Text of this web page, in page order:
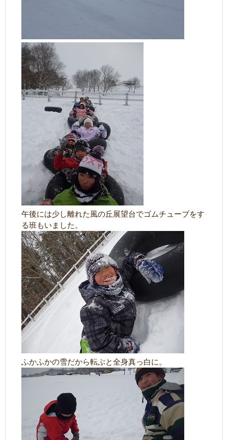
午後には少し離れた風の丘展望台でゴムチューブをす
る班もいました。
ふかふかの雪だから転ぶと全身真っ白に。